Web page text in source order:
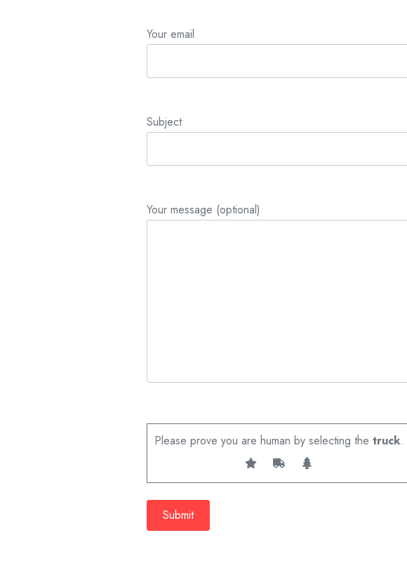
Your email
Subject
Your message (optional)
Please prove you are human by selecting the truck.